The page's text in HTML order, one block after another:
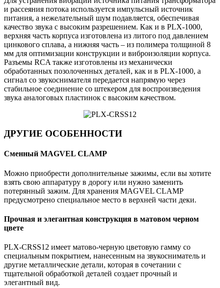
и рассеяния потока используется импульсный источник
питания, а нежелательный шум подавляется, обеспечивая
качество звука с высоким разрешением. Как и в PLX-1000,
верхняя часть корпуса изготовлена из литого под давлением
цинкового сплава, а нижняя часть – из полимера толщиной 8
мм для оптимизации конструкции и виброизоляции корпуса.
Разъемы RCA также изготовлены из механически
обработанных позолоченных деталей, как и в PLX-1000, а
сигнал со звукоснимателя передается напрямую через
стабильное соединение со штекером для воспроизведения
звука аналоговых пластинок с высоким качеством.
ДРУГИЕ ОСОБЕННОСТИ
Сменный MAGVEL CLAMP
Можно приобрести дополнительные зажимы, если вы хотите
взять свою аппаратуру в дорогу или нужно заменить
потерянный зажим. Для хранения MAGVEL CLAMP
предусмотрено специальное место в верхней части деки.
Прочная и элегантная конструкция в матовом черном
цвете
PLX-CRSS12 имеет матово-черную цветовую гамму со
специальным покрытием, нанесенным на звукосниматель и
другие металлические детали, которая в сочетании с
тщательной обработкой деталей создает прочный и
элегантный вид.